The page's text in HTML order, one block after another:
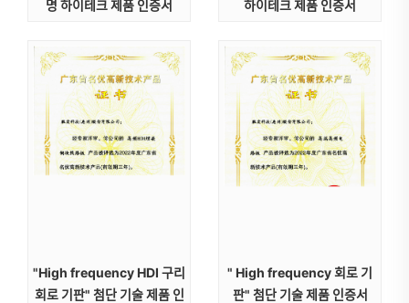
명 하이테크 제품 인증서
하이테크 제품 인증서
"High frequency HDI 구리
회로 기판" 첨단 기술 제품 인
" High frequency 회로 기
판" 첨단 기술 제품 인증서